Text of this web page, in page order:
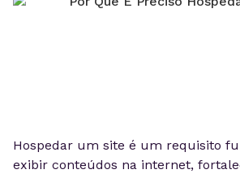
Hospedar um site é um requisito
exibir conteúdos na internet,